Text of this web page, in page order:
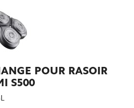
POUR RASOIR
S500